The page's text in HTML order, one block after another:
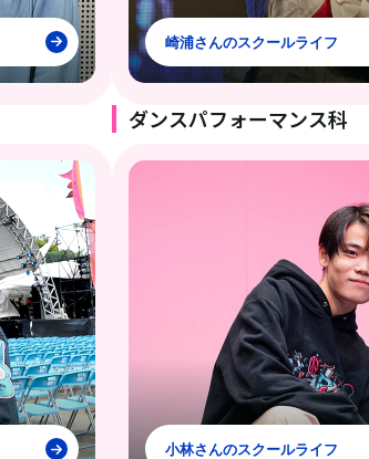
崎浦さんのスクールライフ
ダンスパフォーマンス科
小林さんのスクールライフ